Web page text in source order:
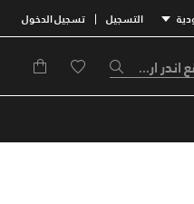
التسجيل | تسجيل الدخول